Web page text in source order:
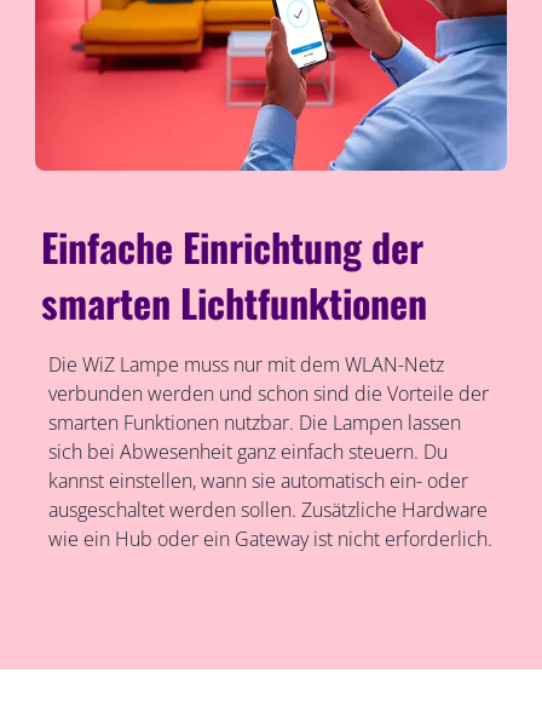
Einfache Einrichtung der
smarten Lichtfunktionen
Die WiZ Lampe muss nur mit dem WLAN-Netz
verbunden werden und schon sind die Vorteile der
smarten Funktionen nutzbar. Die Lampen lassen
sich bei Abwesenheit ganz einfach steuern. Du
kannst einstellen, wann sie automatisch ein- oder
ausgeschaltet werden sollen. Zusätzliche Hardware
wie ein Hub oder ein Gateway ist nicht erforderlich.